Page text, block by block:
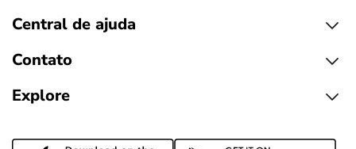
Central de ajuda
Contato
Explore